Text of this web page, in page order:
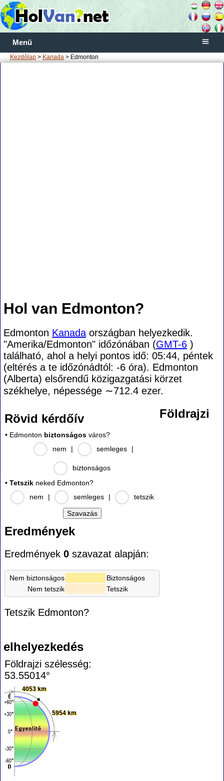
Menü
Kezdőlap > Kanada > Edmonton
Hol van Edmonton?
Edmonton Kanada országban helyezkedik.
"Amerika/Edmonton" időzónában (GMT-6 )
található, ahol a helyi pontos idő: 05:44, péntek
(eltérés a te időzónádtól: -6 óra). Edmonton
(Alberta) elsőrendű közigazgatási körzet
székhelye, népessége ∼712.4 ezer.
Rövid kérdőív
• Edmonton biztonságos város?
nem
| semleges |
biztonságos
• Tetszik neked Edmonton?
nem
| semleges | tetszik
Eredmények
Eredmények 0 szavazat alapján:
Nem biztonságos
Biztonságos
Nem tetszik
Tetszik
Tetszik Edmonton?
Földrajzi
elhelyezkedés
Földrajzi szélesség:
53.55014°
4053 km
5954 km